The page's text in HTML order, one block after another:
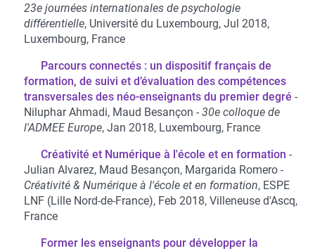
23e journées internationales de psychologie
différentielle, Université du Luxembourg, Jul 2018,
Luxembourg, France
Parcours connectés : un dispositif français de
formation, de suivi et d’évaluation des compétences
transversales des néo-enseignants du premier degré
Niluphar Ahmadi, Maud Besançon
30e colloque de
l'ADMEE Europe, Jan 2018, Luxembourg, France
Créativité et Numérique à l'école et en formation
Julian Alvarez, Maud Besançon, Margarida Romero
Créativité & Numérique à l'école et en formation, ESPE
LNF (Lille Nord-de-France), Feb 2018, Villeneuse d'Ascq,
France
Former les enseignants pour développer la